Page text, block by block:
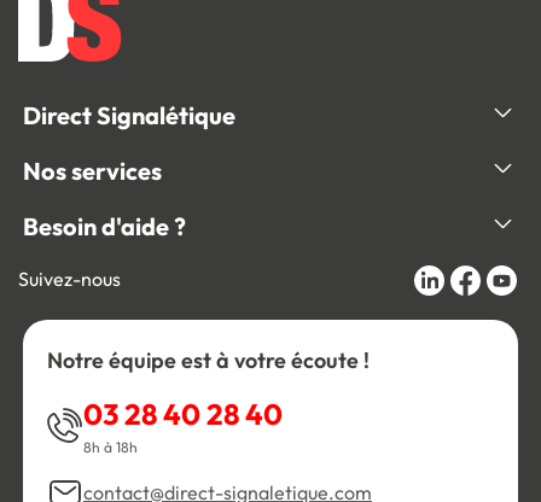
Direct Signalétique
Nos services
Besoin d'aide ?
Suivez-nous
Notre équipe est à votre écoute !
03 28 40 28 40
8h à 18h
contact@direct-signaletique.com